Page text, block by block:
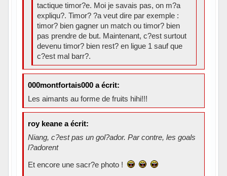
tactique timor?e. Moi je savais pas, on m?a
expliqu?. Timor? ?a veut dire par exemple :
timor? bien gagner un match ou timor? bien
pas prendre de but. Maintenant, c?est surtout
devenu timor? bien rest? en ligue 1 sauf que
c?est mal barr?.
000montfortais000 a écrit:
Les aimants au forme de fruits hihi!!!
roy keane a écrit:
Niang, c?est pas un gol?ador. Par contre, les goals
l?adorent
Et encore une sacr?e photo !